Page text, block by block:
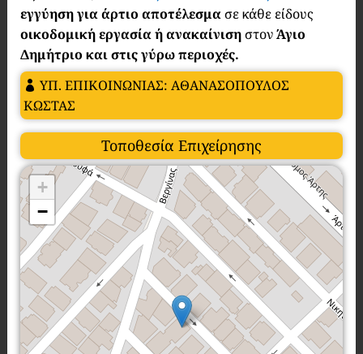
εγγύηση για άρτιο αποτέλεσμασε κάθε είδους
οικοδομική εργασία ή ανακαίνισηστονΆγιο
Δημήτριο και στις γύρω περιοχές.
ΥΠ. ΕΠΙΚΟΙΝΩΝΙΑΣ: ΑΘΑΝΑΣΟΠΟΥΛΟΣ
ΚΩΣΤΑΣ
Τοποθεσία Επιχείρησης
+
−